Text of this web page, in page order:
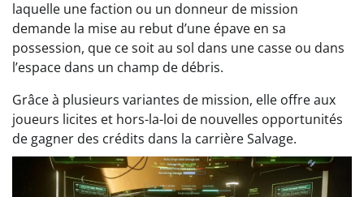
laquelle une faction ou un donneur de mission
demande la mise au rebut d’une épave en sa
possession, que ce soit au sol dans une casse ou dans
l’espace dans un champ de débris.
Grâce à plusieurs variantes de mission, elle offre aux
joueurs licites et hors-la-loi de nouvelles opportunités
de gagner des crédits dans la carrière Salvage.